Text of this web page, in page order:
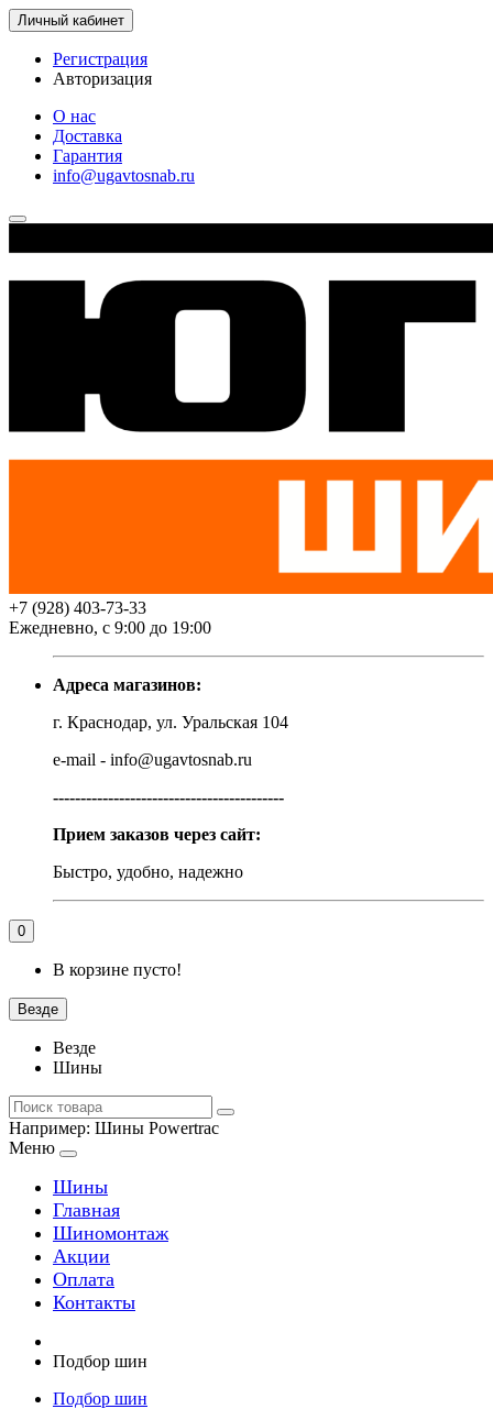
Личный кабинет
Регистрация
Авторизация
О нас
Доставка
Гарантия
info@ugavtosnab.ru
+7 (928) 403-73-33
Ежедневно, с 9:00 до 19:00
Адреса магазинов:
г. Краснодар, ул. Уральская 104
e-mail - info@ugavtosnab.ru
------------------------------------------
Прием заказов через сайт:
Быстро, удобно, надежно
0
В корзине пусто!
Везде
Везде
Шины
Например: Шины Powertrac
Меню
Шины
Главная
Шиномонтаж
Акции
Оплата
Контакты
Подбор шин
Подбор шин